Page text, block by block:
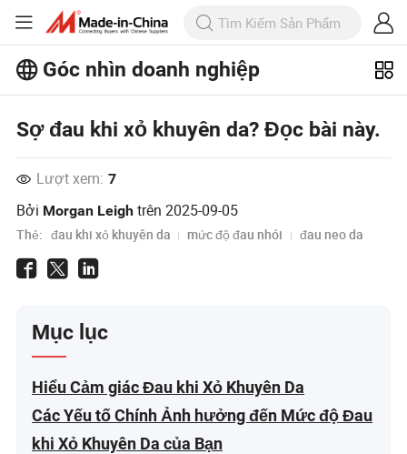
Góc nhìn doanh nghiệp
trên Business Insights!
Xem Thêm
Sợ đau khi xỏ khuyên da? Đọc bài này.
Lượt xem: 7
Bởi Morgan Leigh trên2025-09-05
Thẻ: đau khi xỏ khuyên da mức độ đau nhói đau neo da
Mục lục
Hiểu Cảm giác Đau khi Xỏ Khuyên Da
Các Yếu tố Chính Ảnh hưởng đến Mức độ Đau
khi Xỏ Khuyên Da của Bạn